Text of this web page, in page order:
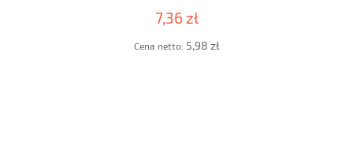
7,36 zł
Cena netto: 5,98 zł